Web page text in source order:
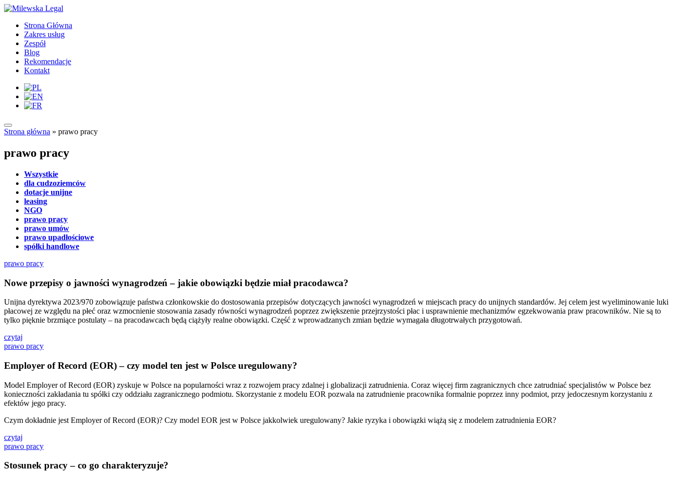
Strona Główna
Zakres usług
Zespół
Blog
Rekomendacje
Kontakt
Strona główna » prawo pracy
prawo pracy
Wszystkie
dla cudzoziemców
dotacje unijne
leasing
NGO
prawo pracy
prawo umów
prawo upadłościowe
spółki handlowe
prawo pracy
Nowe przepisy o jawności wynagrodzeń – jakie obowiązki będzie miał pracodawca?
Unijna dyrektywa 2023/970 zobowiązuje państwa członkowskie do dostosowania przepisów dotyczących jawności wynagrodzeń w miejscach pracy do unijnych standardów. Jej celem jest wyeliminowanie luki
płacowej ze względu na płeć oraz wzmocnienie stosowania zasady równości wynagrodzeń poprzez zwiększenie przejrzystości płac i usprawnienie mechanizmów egzekwowania praw pracowników. Nie są to
tylko pięknie brzmiące postulaty – na pracodawcach będą ciążyły realne obowiązki. Część z wprowadzanych zmian będzie wymagała długotrwałych przygotowań.
czytaj
prawo pracy
Employer of Record (EOR) – czy model ten jest w Polsce uregulowany?
Model Employer of Record (EOR) zyskuje w Polsce na popularności wraz z rozwojem pracy zdalnej i globalizacji zatrudnienia. Coraz więcej firm zagranicznych chce zatrudniać specjalistów w Polsce bez
konieczności zakładania tu spółki czy oddziału zagranicznego podmiotu. Skorzystanie z modelu EOR pozwala na zatrudnienie pracownika formalnie poprzez inny podmiot, przy jedoczesnym korzystaniu z
efektów jego pracy.
Czym dokładnie jest Employer of Record (EOR)? Czy model EOR jest w Polsce jakkolwiek uregulowany? Jakie ryzyka i obowiązki wiążą się z modelem zatrudnienia EOR?
czytaj
prawo pracy
Stosunek pracy – co go charakteryzuje?